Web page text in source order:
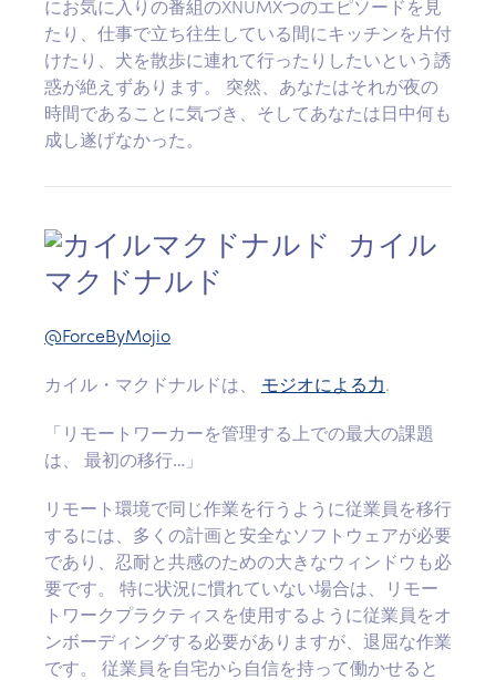
にお気に入りの番組のXNUMXつのエピソードを見
たり、仕事で立ち往生している間にキッチンを片付
けたり、犬を散歩に連れて行ったりしたいという誘
惑が絶えずあります。 突然、あなたはそれが夜の
時間であることに気づき、そしてあなたは日中何も
成し遂げなかった。
カイル
マクドナルド
@ForceByMojio
カイル・マクドナルドは、 モジオによる力.
「リモートワーカーを管理する上での最大の課題
は、 最初の移行…」
リモート環境で同じ作業を行うように従業員を移行
するには、多くの計画と安全なソフトウェアが必要
であり、忍耐と共感のための大きなウィンドウも必
要です。 特に状況に慣れていない場合は、リモー
トワークプラクティスを使用するように従業員をオ
ンボーディングする必要がありますが、退屈な作業
です。 従業員を自宅から自信を持って働かせると